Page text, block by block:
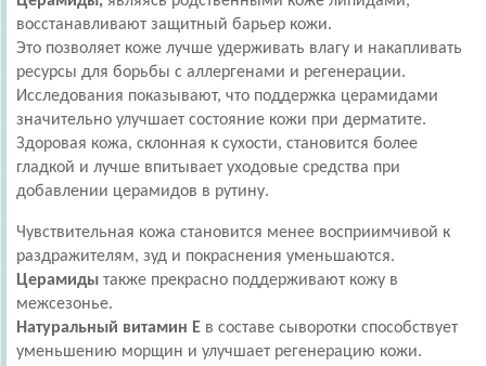
восстанавливают защитный барьер кожи.
Это позволяет коже лучше удерживать влагу и накапливать
ресурсы для борьбы с аллергенами и регенерации.
Исследования показывают, что поддержка церамидами
значительно улучшает состояние кожи при дерматите.
Здоровая кожа, склонная к сухости, становится более
гладкой и лучше впитывает уходовые средства при
добавлении церамидов в рутину.
Чувствительная кожа становится менее восприимчивой к
раздражителям, зуд и покраснения уменьшаются.
Церамиды также прекрасно поддерживают кожу в
межсезонье.
Натуральный витамин Е в составе сыворотки способствует
уменьшению морщин и улучшает регенерацию кожи.